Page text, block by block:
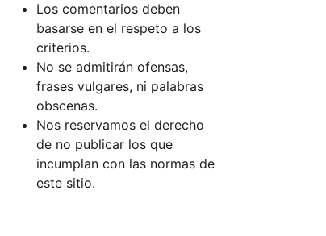
Los comentarios deben
basarse en el respeto a los
criterios.
No se admitirán ofensas,
frases vulgares, ni palabras
obscenas.
Nos reservamos el derecho
de no publicar los que
incumplan con las normas de
este sitio.